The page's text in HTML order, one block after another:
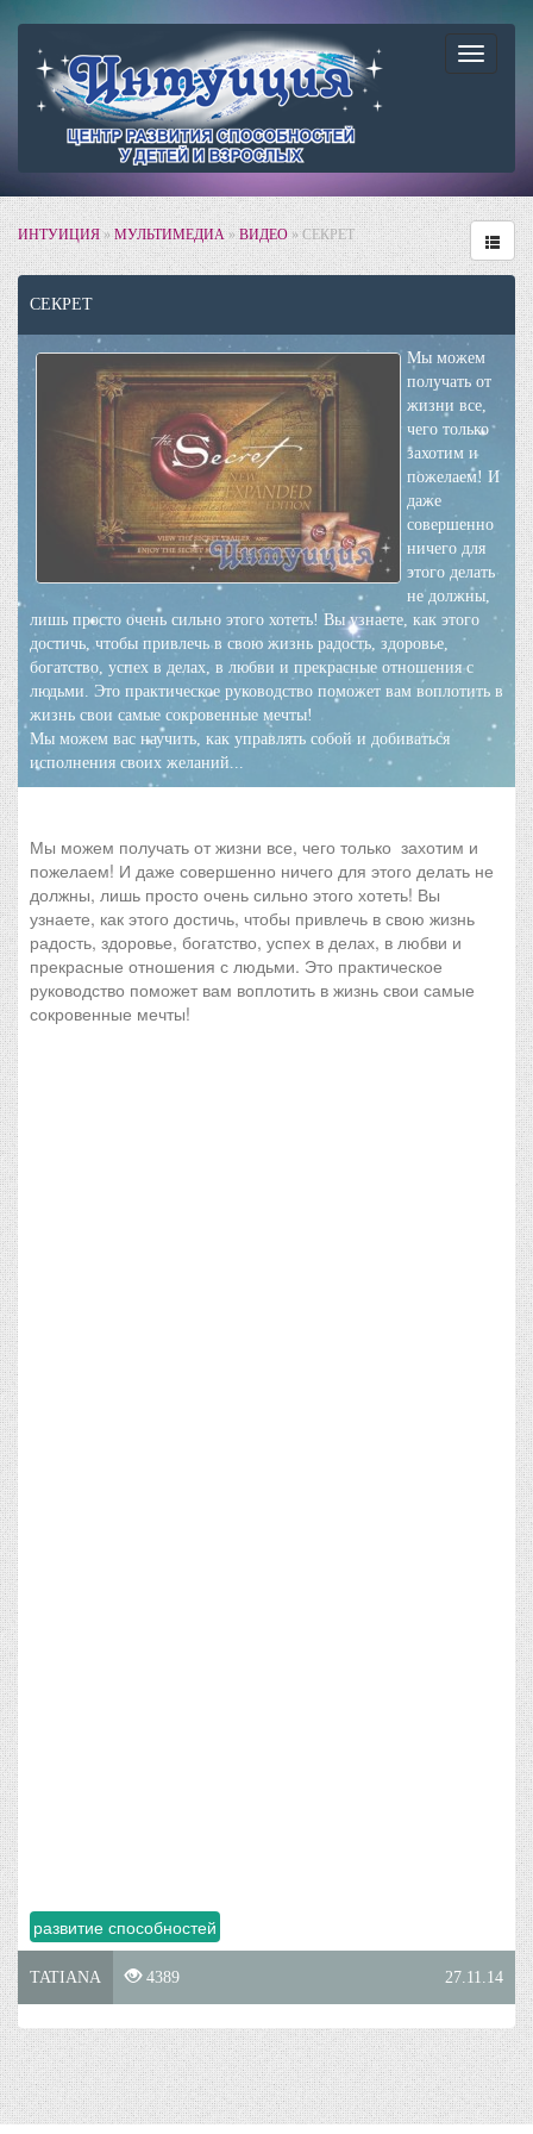
ИНТУИЦИЯ»МУЛЬТИМЕДИА»ВИДЕО» СЕКРЕТ
СЕКРЕТ
Мы можем
получать от
жизни все,
чего только
захотим и
пожелаем! И
даже
совершенно
ничего для
этого делать
не должны,
лишь просто очень сильно этого хотеть! Вы узнаете, как этого
достичь, чтобы привлечь в свою жизнь радость, здоровье,
богатство, успех в делах, в любви и прекрасные отношения с
людьми. Это практическое руководство поможет вам воплотить в
жизнь свои самые сокровенные мечты!
Мы можем вас научить, как управлять собой и добиваться
исполнения своих желаний...
Мы можем получать от жизни все, чего только захотим и
пожелаем! И даже совершенно ничего для этого делать не
должны, лишь просто очень сильно этого хотеть! Вы
узнаете, как этого достичь, чтобы привлечь в свою жизнь
радость, здоровье, богатство, успех в делах, в любви и
прекрасные отношения с людьми. Это практическое
руководство поможет вам воплотить в жизнь свои самые
сокровенные мечты!
развитие способностей
TATIANA 4389 27.11.14